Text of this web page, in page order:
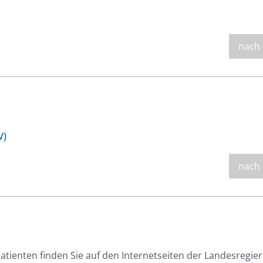
nach
nach
finden Sie auf den Internetseiten der